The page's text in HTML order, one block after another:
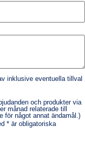
inklusive eventuella tillval
och produkter via
månad relaterade till
för något annat ändamål.)
* är obligatoriska